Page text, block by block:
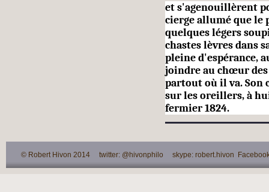
et s'agenouillèrent
cierge allumé que le
quelques légers
chastes lèvres dans
pleine d'espérance,
joindre au chœur des
partout où il va. Son
sur les oreillers, à
fermier 1824.
© Robert Hivon 2014 twitter: @hivonphilo skype: robert.hivon